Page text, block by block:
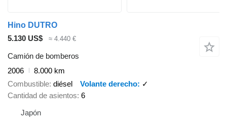
Hino DUTRO
5.130 US$
≈ 4.440 €
Camión de bomberos
2006
8.000 km
Combustible diésel Volante derecho
✓
Cantidad de asientos 6
Japón